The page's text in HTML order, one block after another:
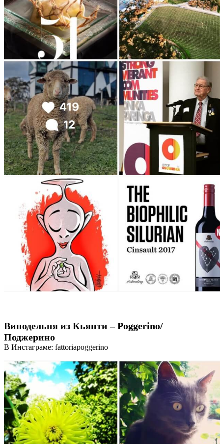
Винодельня из Кьянти – Poggerino/
Поджерино
В Инстаграме: fattoriapoggerino